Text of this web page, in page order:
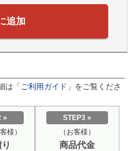
追加
は「 ご利用ガイド 」をご覧くださ
»
様）
STEP3 »
（お客様）
商品代金